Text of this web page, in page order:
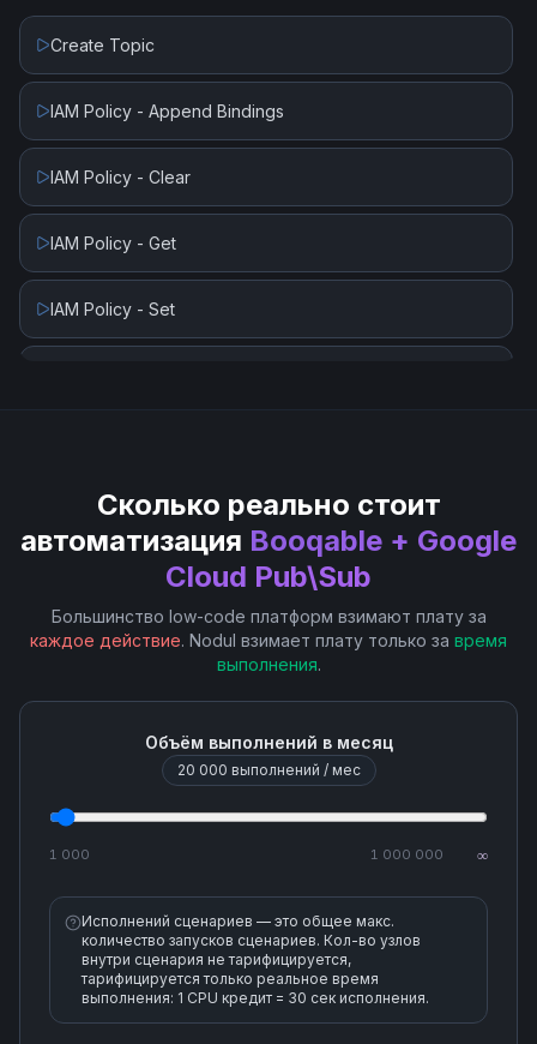
Create Topic
IAM Policy - Append Bindings
IAM Policy - Clear
IAM Policy - Get
IAM Policy - Set
Schema Commit (Create Revision)
Schema Create
Schema Delete
Schema Delete Revision
Schema List Revisions
Schema Rollback Revision
Сколько реально стоит
автоматизация Booqable + Google
Cloud Pub\Sub
Большинство low-code платформ взимают плату за
каждое действие. Nodul взимает плату только за время
выполнения.
Объём выполнений в месяц
20 000 выполнений / мес
1 000 1 000 000 ∞
Исполнений сценариев — это общее макс.
количество запусков сценариев. Кол-во узлов
внутри сценария не тарифицируется,
тарифицируется только реальное время
выполнения: 1 CPU кредит = 30 сек исполнения.